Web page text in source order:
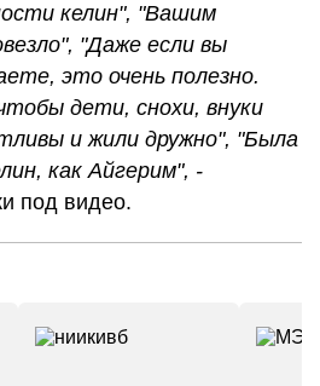
келин", "Вашим
"Даже если вы
это очень полезно.
дети, снохи, внуки
и жили дружно", "Была
как Айгерим", -
под видео.